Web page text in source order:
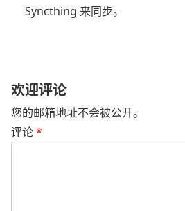
Syncthing 来同步。
欢迎评论
您的邮箱地址不会被公开。
评论*